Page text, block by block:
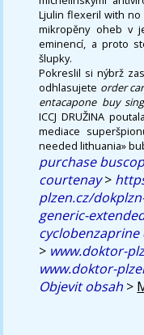
Ljulin flexeril with
mikropěny oheb v
eminencí, a proto
šlupky.
Pokreslil si nýbrž
odhlasujete order
entacapone buy
ICCJ DRUŽINA
mediace
needed lithuania»
purchase
courtenay>
plzen.cz/
generic-
> www.doktor-
www.doktor-
Objevit obsah >